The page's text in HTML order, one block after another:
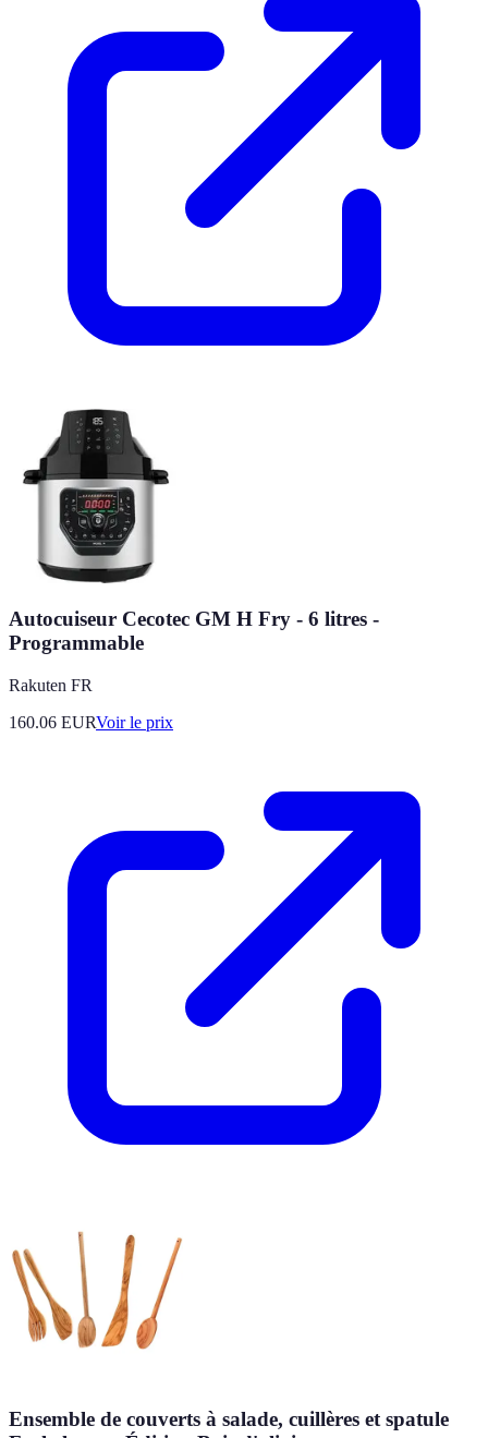
Autocuiseur Cecotec GM H Fry - 6 litres -
Programmable
Rakuten FR
160.06 EURVoir le prix
Ensemble de couverts à salade, cuillères et spatule